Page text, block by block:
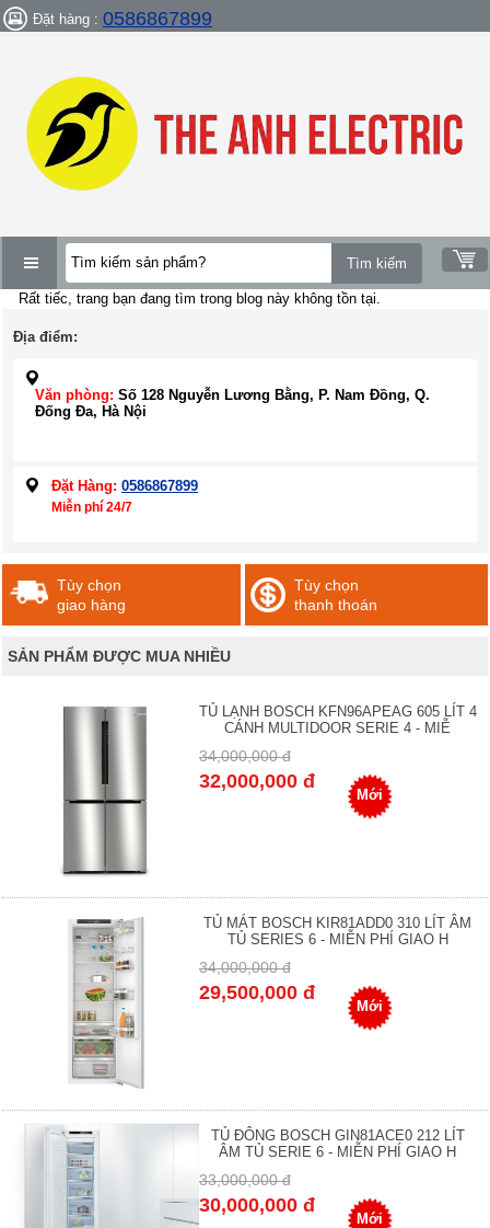
Đặt hàng : 0586867899
DANH
SẢN
Rất tiếc, trang bạn đang tìm trong blog này không tồn tại.
Địa điểm:
Văn phòng: Số 128 Nguyễn Lương Bằng, P. Nam Đồng, Q.
Đống Đa, Hà Nội
Đặt Hàng: 0586867899
Miễn phí 24/7
Tùy chọn
giao hàng
Tùy chọn
thanh thoán
SẢN PHẨM ĐƯỢC MUA NHIỀU
TỦ LẠNH BOSCH KFN96APEAG 605 LÍT 4
CÁNH MULTIDOOR SERIE 4 - MIỄ
34,000,000 đ
32,000,000 đ
Mới
TỦ MÁT BOSCH KIR81ADD0 310 LÍT ÂM
TỦ SERIES 6 - MIỄN PHÍ GIAO H
34,000,000 đ
29,500,000 đ
Mới
TỦ ĐÔNG BOSCH GIN81ACE0 212 LÍT
ÂM TỦ SERIE 6 - MIỄN PHÍ GIAO H
33,000,000 đ
30,000,000 đ
Mới